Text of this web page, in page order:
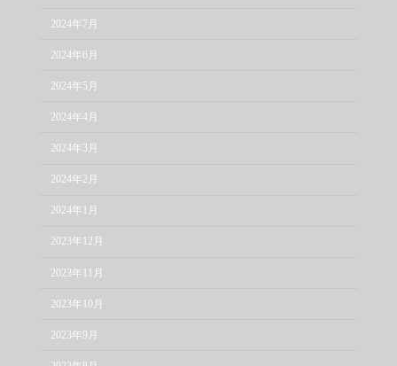
2024年7月
2024年6月
2024年5月
2024年4月
2024年3月
2024年2月
2024年1月
2023年12月
2023年11月
2023年10月
2023年9月